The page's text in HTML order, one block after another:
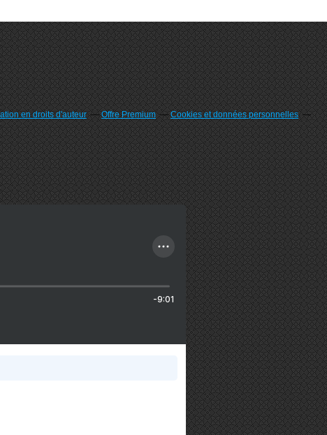
en droits d'auteur Offre Premium
Cookies et données personnelles
-9:01